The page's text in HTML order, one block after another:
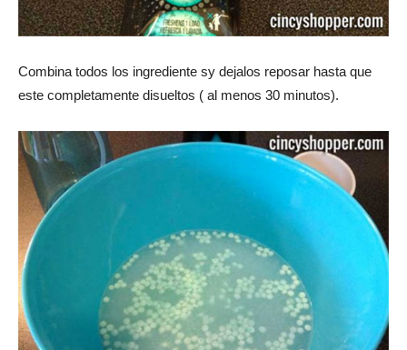
Combina todos los ingrediente sy dejalos reposar hasta que
este completamente disueltos ( al menos 30 minutos).